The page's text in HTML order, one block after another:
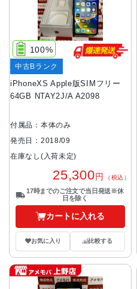
iPhoneXS Apple版SIMフリー
64GB NTAY2J/A A2098
100%
中古Bランク
付属品：本体のみ
発売日：2018/09
在庫なし(入荷未定)
25,300円 （税込）
17時までのご注文で当日発送※休
日を除く
カートに入れる
お気に入り 比較する